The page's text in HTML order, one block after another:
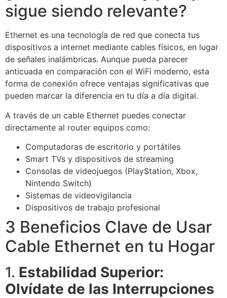
sigue siendo relevante?
Ethernet es una tecnología de red que conecta tus
dispositivos a internet mediante cables físicos, en lugar
de señales inalámbricas. Aunque pueda parecer
anticuada en comparación con el WiFi moderno, esta
forma de conexión ofrece ventajas significativas que
pueden marcar la diferencia en tu día a día digital.
A través de un cable Ethernet puedes conectar
directamente al router equipos como:
Computadoras de escritorio y portátiles
Smart TVs y dispositivos de streaming
Consolas de videojuegos (PlayStation, Xbox,
Nintendo Switch)
Sistemas de videovigilancia
Dispositivos de trabajo profesional
3 Beneficios Clave de Usar
Cable Ethernet en tu Hogar
1. Estabilidad Superior:
Olvídate de las Interrupciones